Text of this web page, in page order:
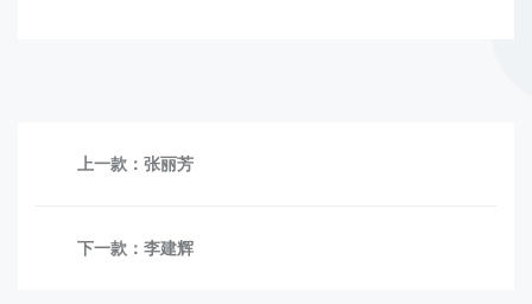
上一款： 张丽芳
下一款： 李建辉